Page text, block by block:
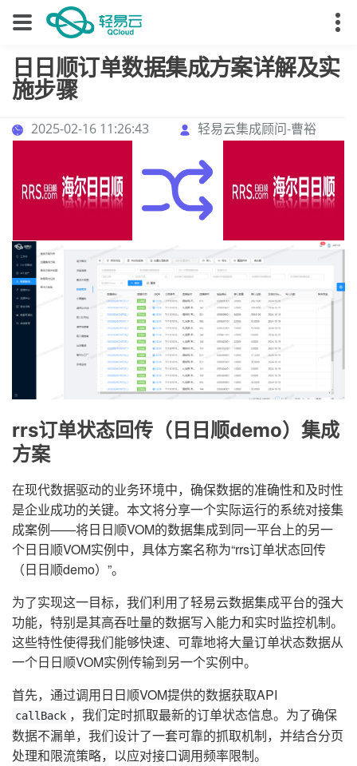
日日顺订单数据集成方案详解及实
施步骤
2025-02-16 11:26:43 轻易云集成顾问-曹裕
rrs订单状态回传（日日顺demo）集成
方案
在现代数据驱动的业务环境中，确保数据的准确性和及时性
是企业成功的关键。本文将分享一个实际运行的系统对接集
成案例——将日日顺VOM的数据集成到同一平台上的另一
个日日顺VOM实例中，具体方案名称为“rrs订单状态回传
（日日顺demo）”。
为了实现这一目标，我们利用了轻易云数据集成平台的强大
功能，特别是其高吞吐量的数据写入能力和实时监控机制。
这些特性使得我们能够快速、可靠地将大量订单状态数据从
一个日日顺VOM实例传输到另一个实例中。
首先，通过调用日日顺VOM提供的数据获取API
callBack ，我们定时抓取最新的订单状态信息。为了确保
数据不漏单，我们设计了一套可靠的抓取机制，并结合分页
处理和限流策略，以应对接口调用频率限制。